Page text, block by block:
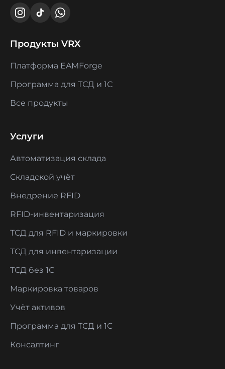
Продукты VRX
Платформа EAMForge
Программа для ТСД и 1С
Все продукты
Услуги
Автоматизация склада
Складской учёт
Внедрение RFID
RFID-инвентаризация
ТСД для RFID и маркировки
ТСД для инвентаризации
ТСД без 1С
Маркировка товаров
Учёт активов
Программа для ТСД и 1С
Консалтинг